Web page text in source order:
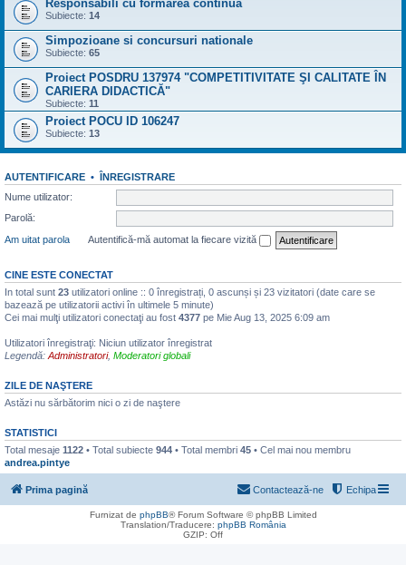
Responsabili cu formarea continua
Subiecte: 14
Simpozioane si concursuri nationale
Subiecte: 65
Proiect POSDRU 137974 "COMPETITIVITATE ŞI CALITATE ÎN
CARIERA DIDACTICĂ"
Subiecte: 11
Proiect POCU ID 106247
Subiecte: 13
AUTENTIFICARE • ÎNREGISTRARE
Nume utilizator:
Parolă:
Am uitat parola
Autentifică-mă automat la fiecare vizită
CINE ESTE CONECTAT
In total sunt 23 utilizatori online :: 0 înregistrați, 0 ascunși și 23 vizitatori (date care se
bazează pe utilizatorii activi în ultimele 5 minute)
Cei mai mulţi utilizatori conectaţi au fost 4377 pe Mie Aug 13, 2025 6:09 am
Utilizatori înregistraţi: Niciun utilizator înregistrat
Legendă: Administratori, Moderatori globali
ZILE DE NAŞTERE
Astăzi nu sărbătorim nici o zi de naştere
STATISTICI
Total mesaje 1122 • Total subiecte 944 • Total membri 45 • Cel mai nou membru
andrea.pintye
Prima pagină Echipa
Contactează-ne
Furnizat de phpBB® Forum Software © phpBB Limited
Translation/Traducere: phpBB România
GZIP: Off